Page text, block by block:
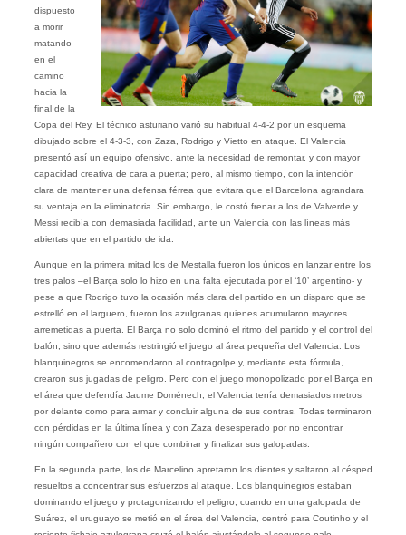
dispuesto
a morir
matando
en el
camino
hacia la
final de la
Copa del Rey. El técnico asturiano varió su habitual 4-4-2 por un esquema
dibujado sobre el 4-3-3, con Zaza, Rodrigo y Vietto en ataque. El Valencia
presentó así un equipo ofensivo, ante la necesidad de remontar, y con mayor
capacidad creativa de cara a puerta; pero, al mismo tiempo, con la intención
clara de mantener una defensa férrea que evitara que el Barcelona agrandara
su ventaja en la eliminatoria. Sin embargo, le costó frenar a los de Valverde y
Messi recibía con demasiada facilidad, ante un Valencia con las líneas más
abiertas que en el partido de ida.
Aunque en la primera mitad los de Mestalla fueron los únicos en lanzar entre los
tres palos –el Barça solo lo hizo en una falta ejecutada por el ‘10’ argentino- y
pese a que Rodrigo tuvo la ocasión más clara del partido en un disparo que se
estrelló en el larguero, fueron los azulgranas quienes acumularon mayores
arremetidas a puerta. El Barça no solo dominó el ritmo del partido y el control del
balón, sino que además restringió el juego al área pequeña del Valencia. Los
blanquinegros se encomendaron al contragolpe y, mediante esta fórmula,
crearon sus jugadas de peligro. Pero con el juego monopolizado por el Barça en
el área que defendía Jaume Doménech, el Valencia tenía demasiados metros
por delante como para armar y concluir alguna de sus contras. Todas terminaron
con pérdidas en la última línea y con Zaza desesperado por no encontrar
ningún compañero con el que combinar y finalizar sus galopadas.
En la segunda parte, los de Marcelino apretaron los dientes y saltaron al césped
resueltos a concentrar sus esfuerzos al ataque. Los blanquinegros estaban
dominando el juego y protagonizando el peligro, cuando en una galopada de
Suárez, el uruguayo se metió en el área del Valencia, centró para Coutinho y el